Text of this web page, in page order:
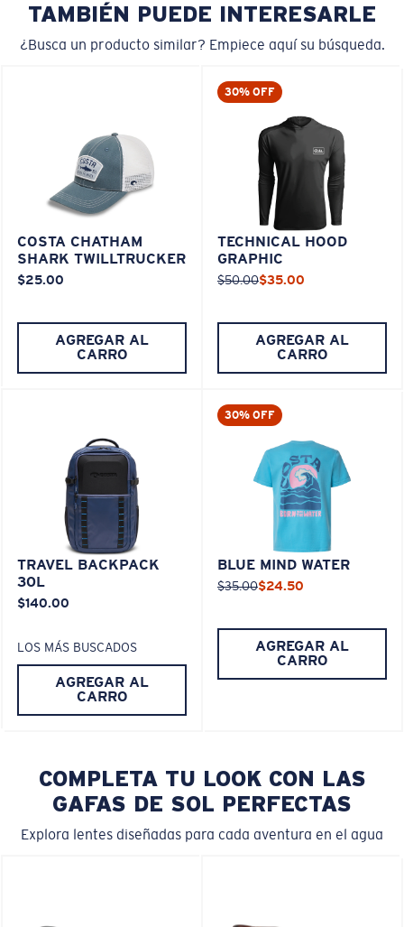
TAMBIÉN PUEDE INTERESARLE
¿Busca un producto similar? Empiece aquí su búsqueda.
COSTA CHATHAM
SHARK TWILLTRUCKER
$25.00
AGREGAR AL
CARRO
30% OFF
TECHNICAL HOOD
GRAPHIC
$50.00$35.00
AGREGAR AL
CARRO
TRAVEL BACKPACK
30L
$140.00
LOS MÁS BUSCADOS
AGREGAR AL
CARRO
30% OFF
BLUE MIND WATER
$35.00$24.50
AGREGAR AL
CARRO
COMPLETA TU LOOK CON LAS
GAFAS DE SOL PERFECTAS
Explora lentes diseñadas para cada aventura en el agua